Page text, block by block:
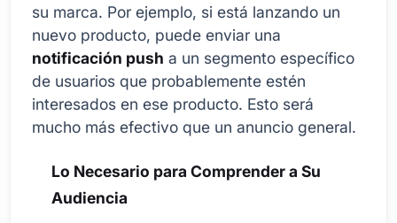
su marca. Por ejemplo, si está lanzando un
nuevo producto, puede enviar una
notificación push a un segmento específico
de usuarios que probablemente estén
interesados en ese producto. Esto será
mucho más efectivo que un anuncio general.
Lo Necesario para Comprender a Su
Audiencia